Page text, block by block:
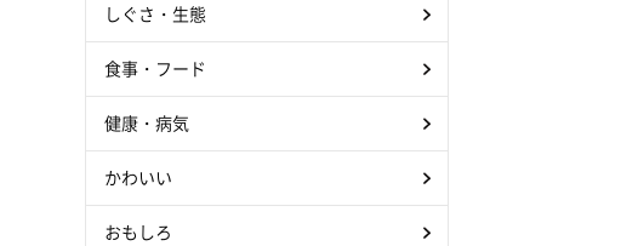
しぐさ・生態
食事・フード
健康・病気
かわいい
おもしろ